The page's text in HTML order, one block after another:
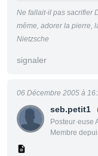
Ne fallait-il pas sacrifier
même, adorer la pierre,
Nietzsche
signaler
seb.petit1
Posteur·euse
Membre
06 Décembre 2005 à